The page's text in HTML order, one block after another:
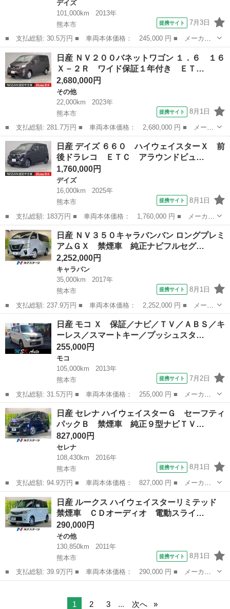
デイズ
101,000km
2013年
熊本市
提携サイト 7月3日
■ 支払総額: 30.5万円 ■ 車両本体価格： 245,000 円 ■ メーカー
名： 日産 ■ 車種名： デイズ ■ グレード名： Ｘ 保証／キー
レス／スマートキー／プッシュスタート／ＡＢＳ／バックカメラ／全
方位カメラ／...
熊本 熊本市 デイズ
日産 ＮＶ２００バネットワゴン １．６ １６
Ｘ－２Ｒ ワイド保証１年付き ＥＴ…
2,680,000円
その他
22,000km
2023年
熊本市
提携サイト 8月1日
■ 支払総額: 281.7万円 ■ 車両本体価格： 2,680,000 円 ■ メーカ
ー名： 日産 ■ 車種名： ＮＶ２００バネットワゴン ■ グレード
名： １．６ １６Ｘ－２Ｒ ワイド保証１年付き ＥＴＣ ドラレ
コ アイ...
熊本 熊本市 その他
日産 デイズ ６６０ ハイウェイスターＸ 前
後ドラレコ ＥＴＣ アラウンドビュ…
1,760,000円
デイズ
16,000km
2025年
熊本市
提携サイト 8月1日
■ 支払総額: 183万円 ■ 車両本体価格： 1,760,000 円 ■ メーカー
名： 日産 ■ 車種名： デイズ ■ グレード名： ６６０ ハイウ
ェイスターＸ 前後ドラレコ ＥＴＣ アラウンドビューモニタ テ
レビ アラ...
熊本 熊本市 デイズ
日産 ＮＶ３５０キャラバンバン ロングプレミ
アムＧＸ 禁煙車 純正ナビフルセグ…
2,252,000円
キャラバン
35,000km
2017年
熊本市
提携サイト 8月1日
■ 支払総額: 237.9万円 ■ 車両本体価格： 2,252,000 円 ■ メーカ
ー名： 日産 ■ 車種名： ＮＶ３５０キャラバンバン ■ グレード
名： ロングプレミアムＧＸ 禁煙車 純正ナビフルセグ アラウン
ドビュー...
熊本市 キャラバン
日産 モコ Ｘ 保証／ナビ／ＴＶ／ＡＢＳ／キ
ーレス／スマートキー／プッシュスタ…
255,000円
モコ
105,000km
2013年
熊本市
提携サイト 7月2日
■ 支払総額: 31.5万円 ■ 車両本体価格： 255,000 円 ■ メーカー
名： 日産 ■ 車種名： モコ ■ グレード名： Ｘ 保証／ナビ／
ＴＶ／ＡＢＳ／キーレス／スマートキー／プッシュスタート／エアコ
ン／パワース...
熊本 熊本市 モコ
日産 セレナ ハイウェイスターＧ セーフティ
パックＢ 禁煙車 純正９型ナビＴＶ…
827,000円
セレナ
108,430km
2016年
熊本市
提携サイト 8月1日
■ 支払総額: 94.9万円 ■ 車両本体価格： 827,000 円 ■ メーカー
名： 日産 ■ 車種名： セレナ ■ グレード名： ハイウェイスタ
ーＧ セーフティパックＢ 禁煙車 純正９型ナビＴＶ 純正１１型
後席モニター...
熊本 熊本市 セレナ
日産 ルークス ハイウェイスターリミテッド
禁煙車 ＣＤオーディオ 電動スライ…
290,000円
その他
130,850km
2011年
熊本市
提携サイト 8月1日
■ 支払総額: 39.9万円 ■ 車両本体価格： 290,000 円 ■ メーカー
名： 日産 ■ 車種名： ルークス ■ グレード名： ハイウェイス
1 2 3 ... 次へ